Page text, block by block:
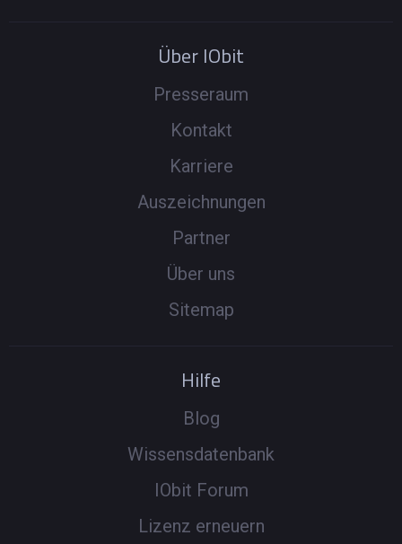
Über IObit
Presseraum
Kontakt
Karriere
Auszeichnungen
Partner
Über uns
Sitemap
Hilfe
Blog
Wissensdatenbank
IObit Forum
Lizenz erneuern